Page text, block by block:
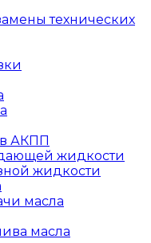
технических
АКПП
жидкости
жидкости
масла
масла